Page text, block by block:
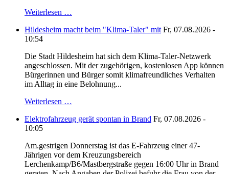
Weiterlesen …
Hildesheim macht beim "Klima-Taler" mit Fr, 07.08.2026 -
10:54
Die Stadt Hildesheim hat sich dem Klima-Taler-Netzwerk
angeschlossen. Mit der zugehörigen, kostenlosen App können
Bürgerinnen und Bürger somit klimafreundliches Verhalten
im Alltag in eine Belohnung...
Weiterlesen …
Elektrofahrzeug gerät spontan in Brand Fr, 07.08.2026 -
10:05
Am.gestrigen Donnerstag ist das E-Fahrzeug einer 47-
Jährigen vor dem Kreuzungsbereich
Lerchenkamp/B6/Mastbergstraße gegen 16:00 Uhr in Brand